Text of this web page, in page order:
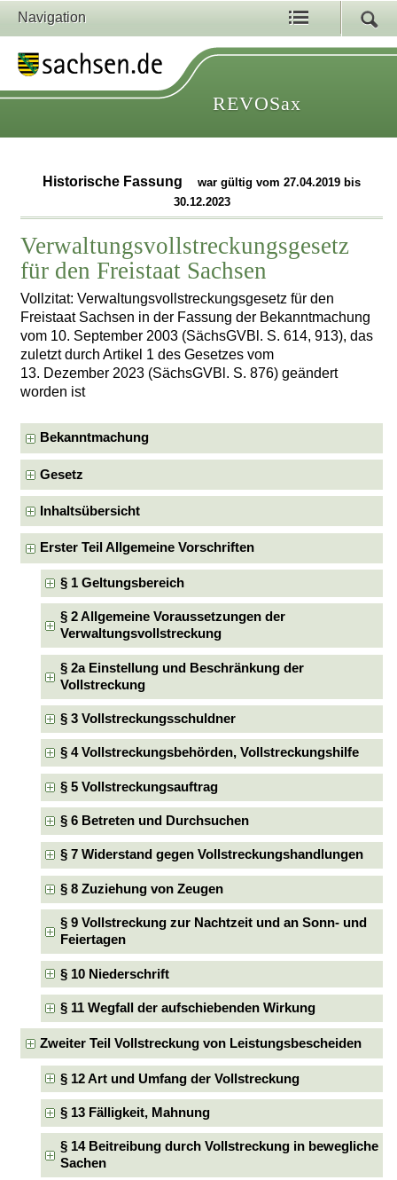
Navigation
REVOSax
Historische Fassung
war gültig vom 27.04.2019 bis
30.12.2023
Verwaltungsvollstreckungsgesetz
für den Freistaat Sachsen
Vollzitat: Verwaltungsvollstreckungsgesetz für den
Freistaat Sachsen in der Fassung der Bekanntmachung
vom 10. September 2003 (SächsGVBl. S. 614, 913), das
zuletzt durch Artikel 1 des Gesetzes vom
13. Dezember 2023 (SächsGVBl. S. 876) geändert
worden ist
Bekanntmachung
Gesetz
Inhaltsübersicht
Erster Teil Allgemeine Vorschriften
§ 1 Geltungsbereich
§ 2 Allgemeine Voraussetzungen der
Verwaltungsvollstreckung
§ 2a Einstellung und Beschränkung der
Vollstreckung
§ 3 Vollstreckungsschuldner
§ 4 Vollstreckungsbehörden, Vollstreckungshilfe
§ 5 Vollstreckungsauftrag
§ 6 Betreten und Durchsuchen
§ 7 Widerstand gegen Vollstreckungshandlungen
§ 8 Zuziehung von Zeugen
§ 9 Vollstreckung zur Nachtzeit und an Sonn- und
Feiertagen
§ 10 Niederschrift
§ 11 Wegfall der aufschiebenden Wirkung
Zweiter Teil Vollstreckung von Leistungsbescheiden
§ 12 Art und Umfang der Vollstreckung
§ 13 Fälligkeit, Mahnung
§ 14 Beitreibung durch Vollstreckung in bewegliche
Sachen